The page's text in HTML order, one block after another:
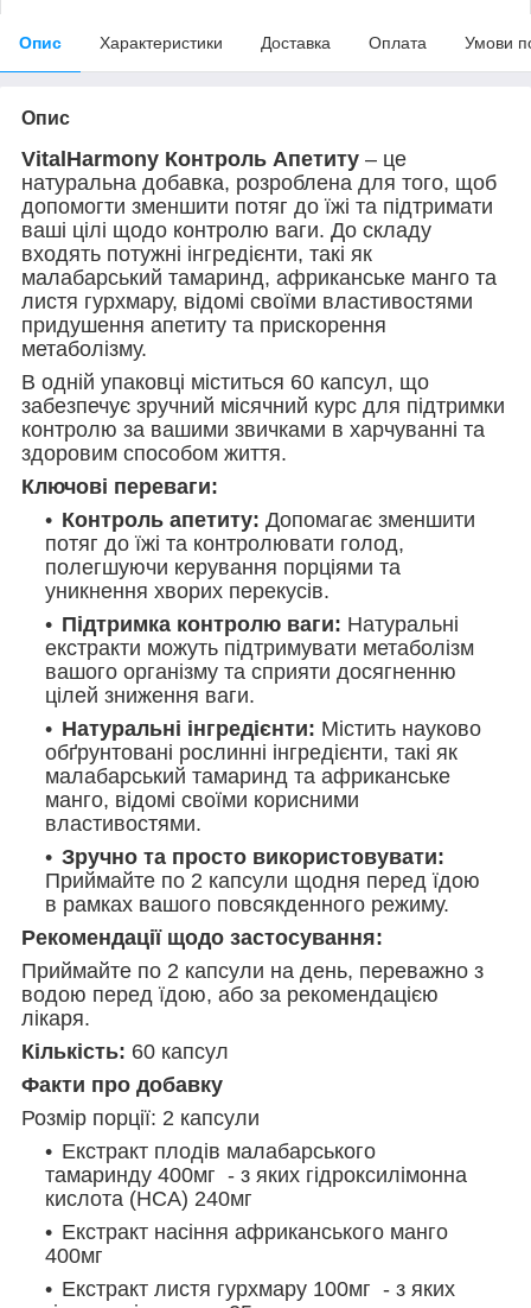
Опис Характеристики Доставка Оплата Умови
Опис
VitalHarmony Контроль Апетиту – це
натуральна добавка, розроблена для того, щоб
допомогти зменшити потяг до їжі та підтримати
ваші цілі щодо контролю ваги. До складу
входять потужні інгредієнти, такі як
малабарський тамаринд, африканське манго та
листя гурхмару, відомі своїми властивостями
придушення апетиту та прискорення
метаболізму.
В одній упаковці міститься 60 капсул, що
забезпечує зручний місячний курс для підтримки
контролю за вашими звичками в харчуванні та
здоровим способом життя.
Ключові переваги:
Контроль апетиту: Допомагає зменшити
потяг до їжі та контролювати голод,
полегшуючи керування порціями та
уникнення хворих перекусів.
Підтримка контролю ваги: ​​Натуральні
екстракти можуть підтримувати метаболізм
вашого організму та сприяти досягненню
цілей зниження ваги.
Натуральні інгредієнти: Містить науково
обґрунтовані рослинні інгредієнти, такі як
малабарський тамаринд та африканське
манго, відомі своїми корисними
властивостями.
Зручно та просто використовувати:
Приймайте по 2 капсули щодня перед їдою
в рамках вашого повсякденного режиму.
Рекомендації щодо застосування:
Приймайте по 2 капсули на день, переважно з
водою перед їдою, або за рекомендацією
лікаря.
Кількість: 60 капсул
Факти про добавку
Розмір порції: 2 капсули
Екстракт плодів малабарського
тамаринду 400мг - з яких гідроксилімонна
кислота (HCA) 240мг
Екстракт насіння африканського манго
400мг
Екстракт листя гурхмару 100мг - з яких